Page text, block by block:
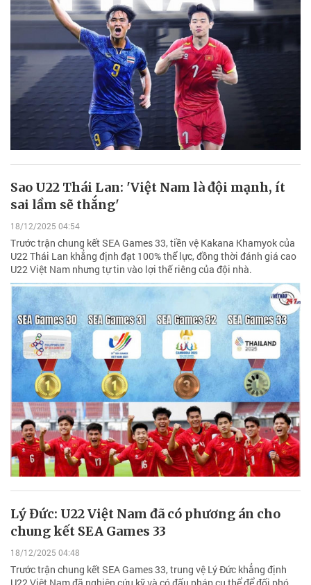
Sao U22 Thái Lan: 'Việt Nam là đội mạnh, ít
sai lầm sẽ thắng'
18/12/2025 04:54
Trước trận chung kết SEA Games 33, tiền vệ Kakana Khamyok của
U22 Thái Lan khẳng định đạt 100% thể lực, đồng thời đánh giá cao
U22 Việt Nam nhưng tự tin vào lợi thế riêng của đội nhà.
Lý Đức: U22 Việt Nam đã có phương án cho
chung kết SEA Games 33
18/12/2025 04:48
Trước trận chung kết SEA Games 33, trung vệ Lý Đức khẳng định